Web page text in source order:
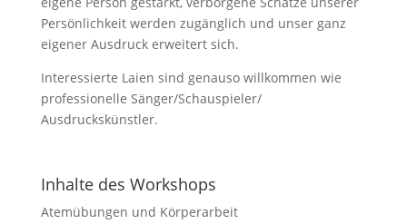
Persönlichkeit werden zugänglich und unser ganz
eigener Ausdruck erweitert sich.
Interessierte Laien sind genauso willkommen wie
professionelle Sänger/Schauspieler/
Ausdruckskünstler.
Inhalte des Workshops
Atemübungen und Körperarbeit